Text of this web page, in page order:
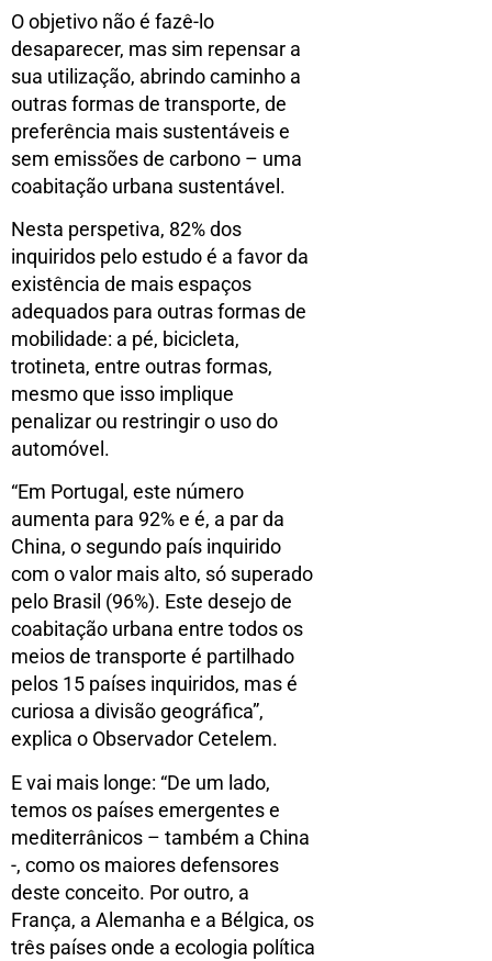
O objetivo não é fazê-lo
desaparecer, mas sim repensar a
sua utilização, abrindo caminho a
outras formas de transporte, de
preferência mais sustentáveis e
sem emissões de carbono – uma
coabitação urbana sustentável.
Nesta perspetiva, 82% dos
inquiridos pelo estudo é a favor da
existência de mais espaços
adequados para outras formas de
mobilidade: a pé, bicicleta,
trotineta, entre outras formas,
mesmo que isso implique
penalizar ou restringir o uso do
automóvel.
“Em Portugal, este número
aumenta para 92% e é, a par da
China, o segundo país inquirido
com o valor mais alto, só superado
pelo Brasil (96%). Este desejo de
coabitação urbana entre todos os
meios de transporte é partilhado
pelos 15 países inquiridos, mas é
curiosa a divisão geográfica”,
explica o Observador Cetelem.
E vai mais longe: “De um lado,
temos os países emergentes e
mediterrânicos – também a China
-, como os maiores defensores
deste conceito. Por outro, a
França, a Alemanha e a Bélgica, os
três países onde a ecologia política